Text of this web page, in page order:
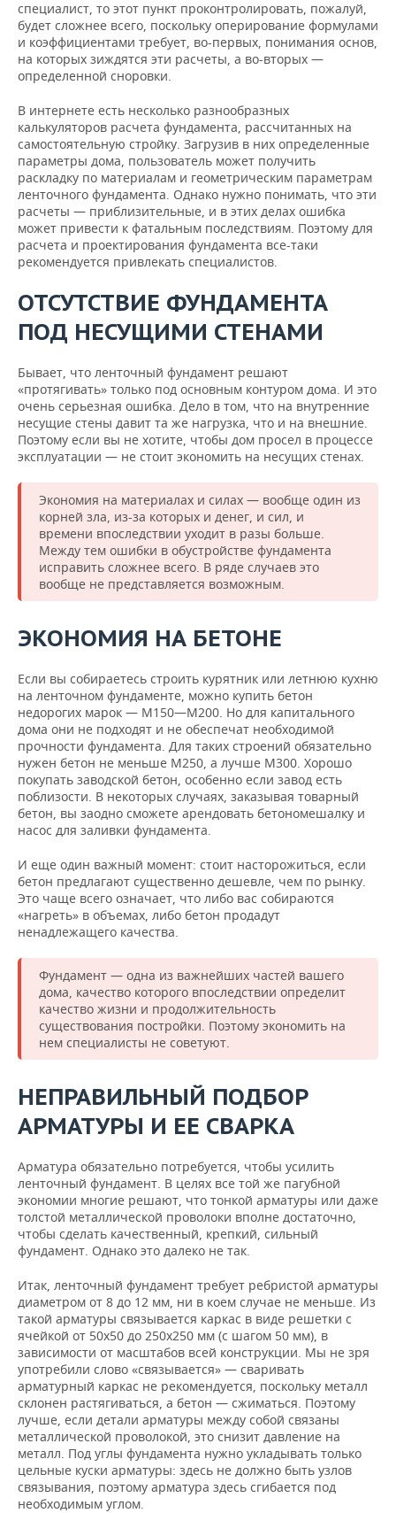
специалист, то этот пункт проконтролировать, пожалуй,
будет сложнее всего, поскольку оперирование формулами
и коэффициентами требует, во-первых, понимания основ,
на которых зиждятся эти расчеты, а во-вторых —
определенной сноровки.
В интернете есть несколько разнообразных
калькуляторов расчета фундамента, рассчитанных на
самостоятельную стройку. Загрузив в них определенные
параметры дома, пользователь может получить
раскладку по материалам и геометрическим параметрам
ленточного фундамента. Однако нужно понимать, что эти
расчеты — приблизительные, и в этих делах ошибка
может привести к фатальным последствиям. Поэтому для
расчета и проектирования фундамента все-таки
рекомендуется привлекать специалистов.
ОТСУТСТВИЕ ФУНДАМЕНТА
ПОД НЕСУЩИМИ СТЕНАМИ
Бывает, что ленточный фундамент решают
«протягивать» только под основным контуром дома. И это
очень серьезная ошибка. Дело в том, что на внутренние
несущие стены давит та же нагрузка, что и на внешние.
Поэтому если вы не хотите, чтобы дом просел в процессе
эксплуатации — не стоит экономить на несущих стенах.
Экономия на материалах и силах — вообще один из
корней зла, из-за которых и денег, и сил, и
времени впоследствии уходит в разы больше.
Между тем ошибки в обустройстве фундамента
исправить сложнее всего. В ряде случаев это
вообще не представляется возможным.
ЭКОНОМИЯ НА БЕТОНЕ
Если вы собираетесь строить курятник или летнюю кухню
на ленточном фундаменте, можно купить бетон
недорогих марок — М150—М200. Но для капитального
дома они не подходят и не обеспечат необходимой
прочности фундамента. Для таких строений обязательно
нужен бетон не меньше М250, а лучше М300. Хорошо
покупать заводской бетон, особенно если завод есть
поблизости. В некоторых случаях, заказывая товарный
бетон, вы заодно сможете арендовать бетономешалку и
насос для заливки фундамента.
И еще один важный момент: стоит насторожиться, если
бетон предлагают существенно дешевле, чем по рынку.
Это чаще всего означает, что либо вас собираются
«нагреть» в объемах, либо бетон продадут
ненадлежащего качества.
Фундамент — одна из важнейших частей вашего
дома, качество которого впоследствии определит
качество жизни и продолжительность
существования постройки. Поэтому экономить на
нем специалисты не советуют.
НЕПРАВИЛЬНЫЙ ПОДБОР
АРМАТУРЫ И ЕЕ СВАРКА
Арматура обязательно потребуется, чтобы усилить
ленточный фундамент. В целях все той же пагубной
экономии многие решают, что тонкой арматуры или даже
толстой металлической проволоки вполне достаточно,
чтобы сделать качественный, крепкий, сильный
фундамент. Однако это далеко не так.
Итак, ленточный фундамент требует ребристой арматуры
диаметром от 8 до 12 мм, ни в коем случае не меньше. Из
такой арматуры связывается каркас в виде решетки с
ячейкой от 50х50 до 250х250 мм (с шагом 50 мм), в
зависимости от масштабов всей конструкции. Мы не зря
употребили слово «связывается» — сваривать
арматурный каркас не рекомендуется, поскольку металл
склонен растягиваться, а бетон — сжиматься. Поэтому
лучше, если детали арматуры между собой связаны
металлической проволокой, это снизит давление на
металл. Под углы фундамента нужно укладывать только
цельные куски арматуры: здесь не должно быть узлов
связывания, поэтому арматура здесь сгибается под
необходимым углом.